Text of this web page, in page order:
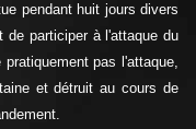
pendant huit jours divers
de participer à l'attaque du
pas l'attaque,
et détruit au cours de